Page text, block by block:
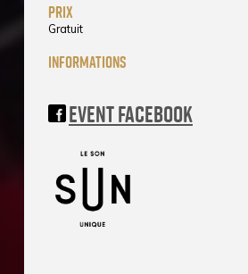
prix
Gratuit
informations
Event Facebook